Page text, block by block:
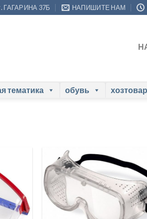
ГАГАРИНА 37Б НАПИШИТЕ НАМ
тематика обувь